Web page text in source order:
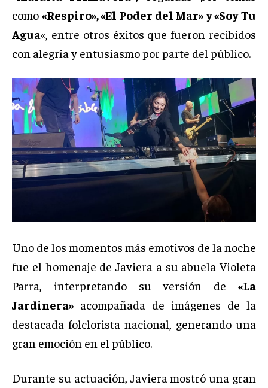
como «Respiro», «El Poder del Mar» y «Soy Tu
Agua«, entre otros éxitos que fueron recibidos
con alegría y entusiasmo por parte del público.
Uno de los momentos más emotivos de la noche
fue el homenaje de Javiera a su abuela Violeta
Parra, interpretando su versión de «La
Jardinera» acompañada de imágenes de la
destacada folclorista nacional, generando una
gran emoción en el público.
Durante su actuación, Javiera mostró una gran